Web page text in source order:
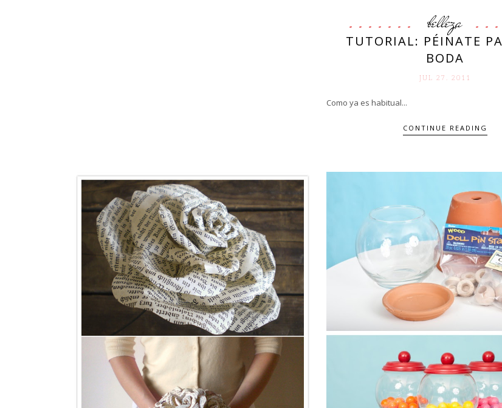
belleza
TUTORIAL: PÉINATE
BODA
JUL 27. 2011
Como ya es habitual...
CONTINUE READING